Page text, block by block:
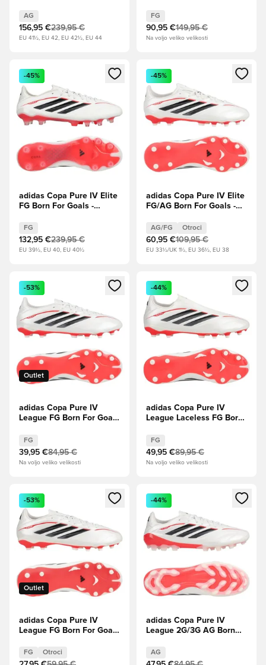
AG
156,95 €239,95 €
EU 41½, EU 42, EU 42½, EU 44
FG
90,95 €149,95 €
Na voljo veliko velikosti
Odpre Modal za prijavo ali vpis kot član
-45%
adidas Copa Pure IV Elite
FG Born For Goals -
Metallic/Jedro
črna/Lucidno rdeča
FG
132,95 €239,95 €
EU 39½, EU 40, EU 40½
Odpre Modal za prijavo ali
-45%
adidas Copa Pure IV Elite
FG/AG Born For Goals -
Metallic/Jedro
črna/Lucidno rdeča Otroci
AG/FG Otroci
60,95 €109,95 €
EU 33½/UK 1½, EU 36½, EU 38
Odpre Modal za prijavo ali vpis kot član
Outlet
-53%
adidas Copa Pure IV
League FG Born For Goals
Metallic/Jedro
črna/Lucidno rdeča
FG
39,95 €84,95 €
Na voljo veliko velikosti
Odpre Modal za prijavo ali
-44%
adidas Copa Pure IV
League Laceless FG Born
Bela/Zero Metallic/Jedro
črna/Lucidno rdeča
FG
49,95 €89,95 €
Na voljo veliko velikosti
Odpre Modal za prijavo ali vpis kot član
Outlet
-53%
adidas Copa Pure IV
League FG Born For Goals
Metallic/Jedro
črna/Lucidno rdeča Otroci
FG Otroci
Odpre Modal za prijavo ali
-44%
adidas Copa Pure IV
League 2G/3G AG Born
Bela/Zero Metallic/Jedro
črna/Lucidno rdeča
AG